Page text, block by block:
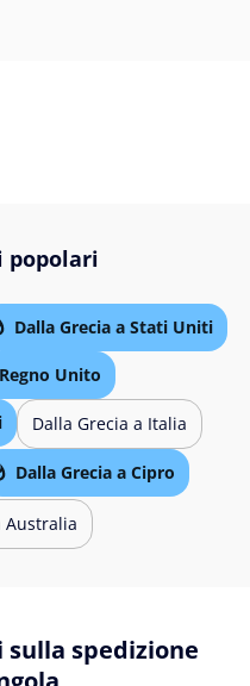
popolari
Dalla Grecia a Stati Uniti
Unito
Dalla Grecia a Italia
Dalla Grecia a Cipro
Australia
spedizione